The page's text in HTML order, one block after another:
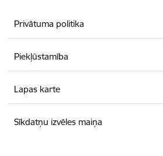
Privātuma politika
Piekļūstamība
Lapas karte
Sīkdatņu izvēles maiņa